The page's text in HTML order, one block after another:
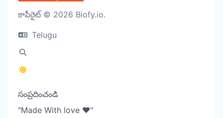
కాపీరైట్ © 2026 Biofy.io.
Telugu
సంప్రదించండి
"Made With love ❤️"